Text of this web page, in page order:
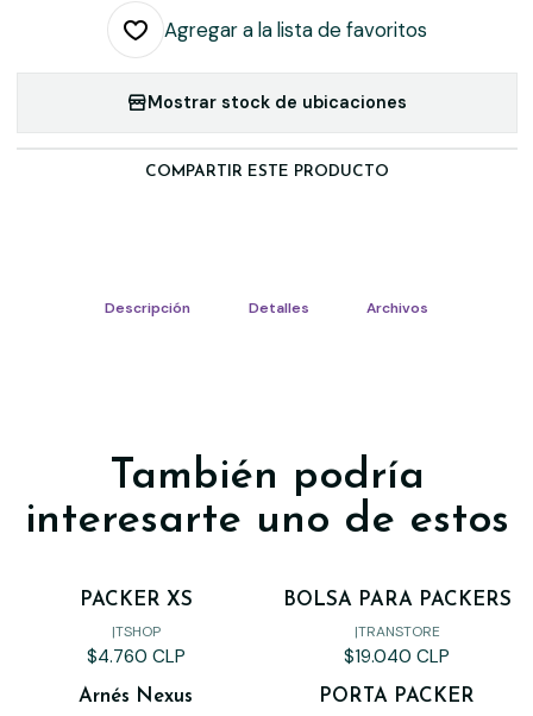
Agregar a la lista de favoritos
Mostrar stock de ubicaciones
COMPARTIR ESTE PRODUCTO
Descripción Detalles Archivos
También podría
interesarte uno de estos
AgotadoPACKER XS
|TSHOP
$4.760 CLP
BOLSA PARA PACKERS
|TRANSTORE
$19.040 CLP
Arnés Nexus PORTA PACKER